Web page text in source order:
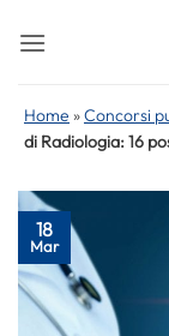
Home »Concorsi
di Radiologia: 16
18
Mar